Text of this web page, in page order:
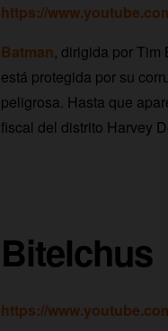
https://
Batman, dirigida por Tim
está protegida por su
peligrosa. Hasta que
fiscal del distrito Harvey
Bitelchus
https://